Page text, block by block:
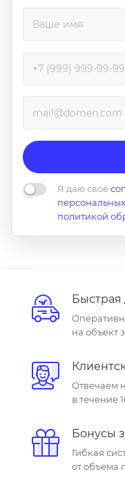
Я даю своё
политикой
Быстрая
на объект
Отвечаем
в течение
Бонусы
Гибкая
от объема